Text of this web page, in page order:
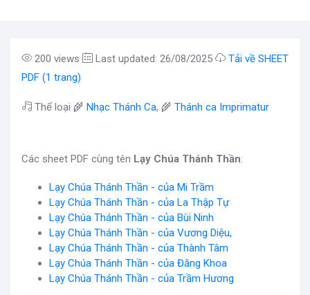
200 views Last updated: 26/08/2025
Tải về SHEET
PDF (1 trang)
Thể loại 🌾 Nhạc Thánh Ca, 🌾 Thánh ca Imprimatur
Các sheet PDF cùng tên Lạy Chúa Thánh Thần:
Lạy Chúa Thánh Thần - của Mi Trầm
Lạy Chúa Thánh Thần - của La Thập Tự
Lạy Chúa Thánh Thần - của Bùi Ninh
Lạy Chúa Thánh Thần - của Vương Diệu,
Lạy Chúa Thánh Thần - của Thành Tâm
Lạy Chúa Thánh Thần - của Đăng Khoa
Lạy Chúa Thánh Thần - của Trầm Hương